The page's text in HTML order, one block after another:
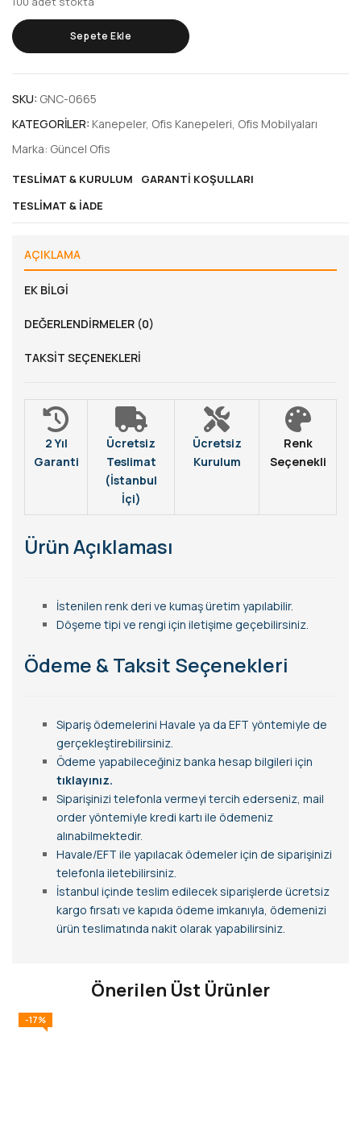
CROWN
TEKLİ
Sepete Ekle
SKU: GNC-0665
KATEGORILER: Kanepeler, Ofis Kanepeleri, Ofis Mobilyaları
Marka: Güncel Ofis
TESLIMAT & KURULUM
GARANTI KOŞULLARI
TESLIMAT & İADE
AÇIKLAMA
EK BILGI
DEĞERLENDIRMELER (0)
TAKSIT SEÇENEKLERI
2 Yıl
Garanti
Ücretsiz
Teslimat
(İstanbul
İçi)
Ücretsiz
Kurulum
Renk
Seçenekli
Ürün Açıklaması
İstenilen renk deri ve kumaş üretim yapılabilir.
Döşeme tipi ve rengi için iletişime geçebilirsiniz.
Ödeme & Taksit Seçenekleri
Sipariş ödemelerini Havale ya da EFT yöntemiyle de
gerçekleştirebilirsiniz.
Ödeme yapabileceğiniz banka hesap bilgileri için
tıklayınız.
Siparişinizi telefonla vermeyi tercih ederseniz, mail
order yöntemiyle kredi kartı ile ödemeniz
alınabilmektedir.
Havale/EFT ile yapılacak ödemeler için de siparişinizi
telefonla iletebilirsiniz.
İstanbul içinde teslim edilecek siparişlerde ücretsiz
kargo fırsatı ve kapıda ödeme imkanıyla, ödemenizi
ürün teslimatında nakit olarak yapabilirsiniz.
Önerilen Üst Ürünler
-17%